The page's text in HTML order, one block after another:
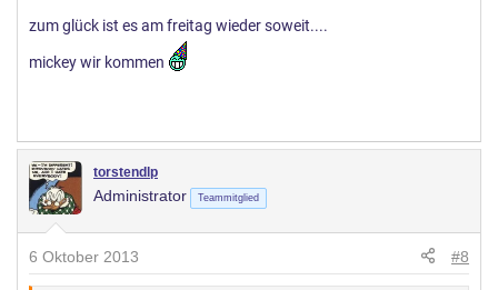
zum glück ist es am freitag wieder soweit....
mickey wir kommen
torstendlp
Administrator Teammitglied
6 Oktober 2013 #8